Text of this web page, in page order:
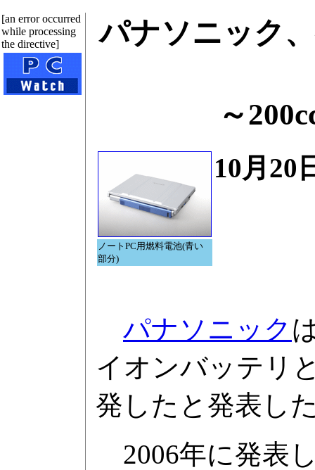
[an error occurred
while processing
the directive]
パナソニック
～
ノートPC用燃料電池(青い
部分)
10月20
パナソニック
イオンバッテリ
発したと発表し
2006年に発表